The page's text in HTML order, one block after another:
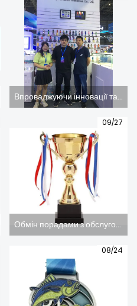
Впроваджуючи інновації та розвиваючись, щоб стати лідером у майбутньому, компанія Joseph Metal Products Co., Ltd. взяла участь у 14-й виставці Dongguan Taiwan Famous Products Expo у 2023 році.
09/27
Обмін порадами з обслуговування металевих трофеїв (зображення)
08/24